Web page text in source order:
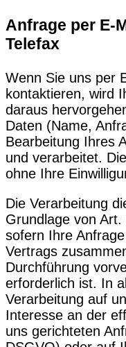
Anfrage per E-
Telefax
Wenn Sie uns per
kontaktieren, wird
daraus
Daten (Name,
Bearbeitung Ihres
und verarbeitet.
ohne Ihre
Die Verarbeitung
Grundlage von
sofern Ihre
Vertrags
Durchführung
erforderlich ist. In
Verarbeitung auf
Interesse an der
uns gerichteten